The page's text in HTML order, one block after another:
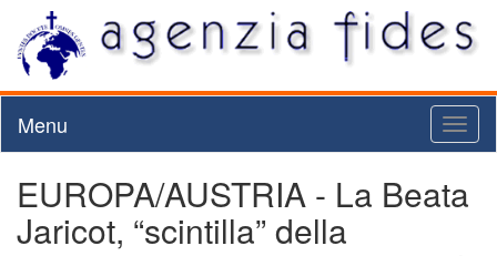
Menu
EUROPA/AUSTRIA - La Beata
Jaricot, “scintilla” della